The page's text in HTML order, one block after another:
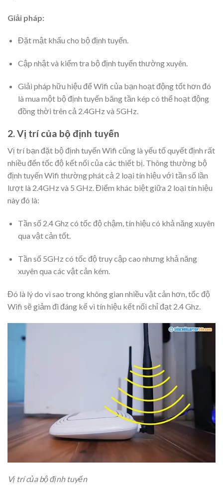
Giải pháp:
Đặt mật khẩu cho bộ định tuyến.
Cập nhật và kiểm tra bộ định tuyến thường xuyên.
Giải pháp hữu hiệu để Wifi của bạn hoạt động tốt hơn đó
là mua một bộ định tuyến băng tần kép có thể hoạt động
đồng thời trên cả 2.4GHz và 5GHz.
2. Vị trí của bộ định tuyến
Vị trí bạn đặt bộ định tuyến Wifi cũng là yếu tố quyết định rất
nhiều đến tốc độ kết nối của các thiết bị. Thông thường bộ
định tuyến Wifi thường phát cả 2 loại tín hiệu với tần số lần
lượt là 2.4GHz và 5 GHz. Điểm khác biệt giữa 2 loại tín hiệu
này đó là:
Tần số 2.4 Ghz có tốc độ chậm, tín hiệu có khả năng xuyên
qua vật cản tốt.
Tần số 5GHz có tốc độ truy cập cao nhưng khả năng
xuyên qua các vật cản kém.
Đó là lý do vì sao trong không gian nhiều vật cản hơn, tốc độ
Wifi sẽ giảm đi đáng kể vì tín hiệu kết nối chỉ đạt 2.4 Ghz.
Vị trí của bộ định tuyến